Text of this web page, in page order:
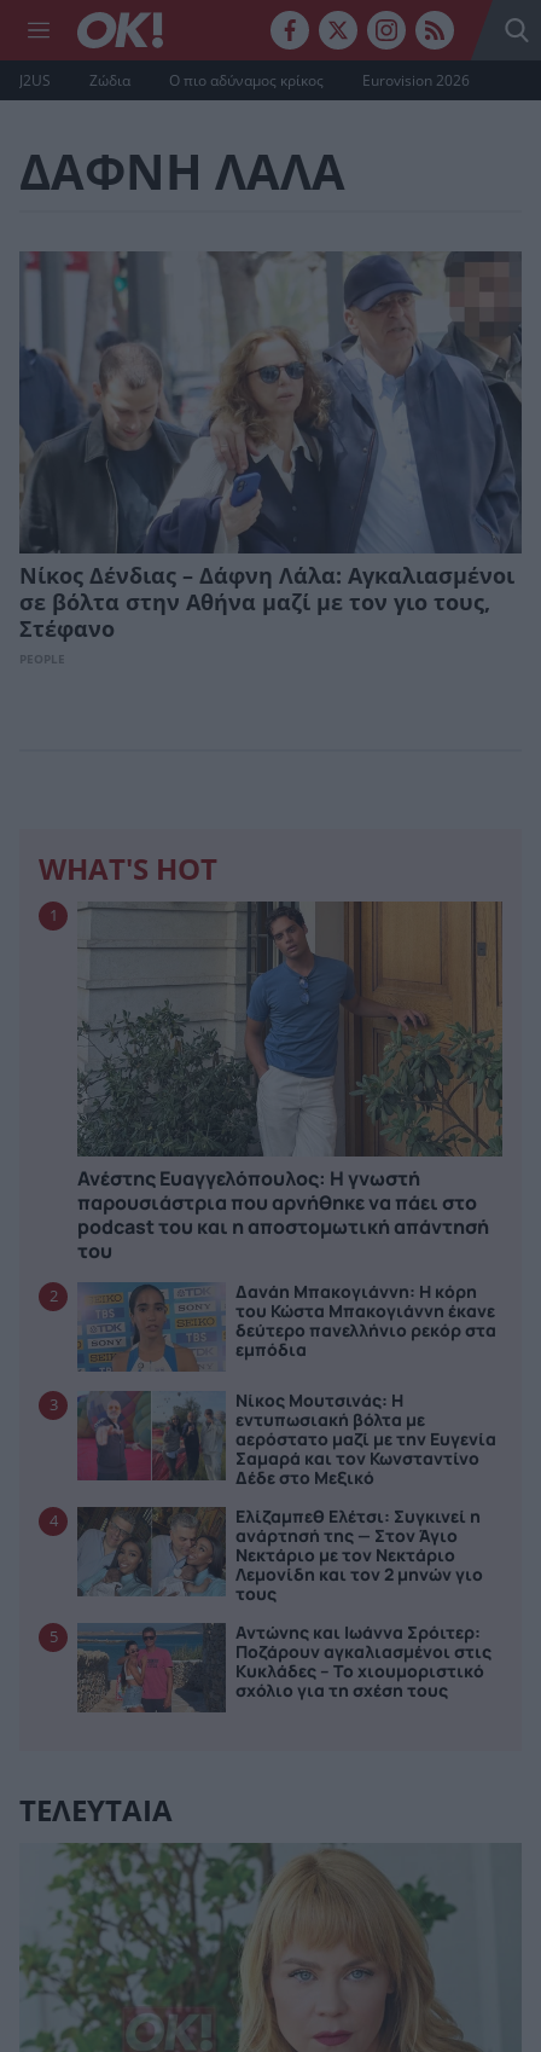
J2US Ζώδια Ο πιο αδύναμος κρίκος Eurovision 2026
ΔΑΦΝΗ ΛΑΛΑ
Νίκος Δένδιας – Δάφνη Λάλα: Αγκαλιασμένοι
σε βόλτα στην Αθήνα μαζί με τον γιο τους,
Στέφανο
PEOPLE
WHAT'S HOT
1
Ανέστης Ευαγγελόπουλος: Η γνωστή
παρουσιάστρια που αρνήθηκε να πάει στο
podcast του και η αποστομωτική απάντησή
του
2
Δανάη Μπακογιάννη: Η κόρη
του Κώστα Μπακογιάννη έκανε
δεύτερο πανελλήνιο ρεκόρ στα
εμπόδια
3
Νίκος Μουτσινάς: Η
εντυπωσιακή βόλτα με
αερόστατο μαζί με την Ευγενία
Σαμαρά και τον Κωνσταντίνο
Δέδε στο Μεξικό
4
Ελίζαμπεθ Ελέτσι: Συγκινεί η
ανάρτησή της — Στον Άγιο
Νεκτάριο με τον Νεκτάριο
Λεμονίδη και τον 2 μηνών γιο
τους
5
Αντώνης και Ιωάννα Σρόιτερ:
Ποζάρουν αγκαλιασμένοι στις
Κυκλάδες – Το χιουμοριστικό
σχόλιο για τη σχέση τους
ΤΕΛΕΥΤΑΙΑ